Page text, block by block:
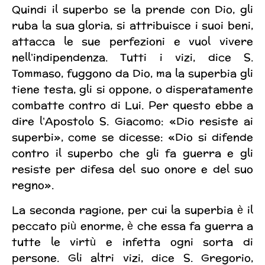
Quindi il superbo se la prende con Dio, gli
ruba la sua gloria, si attribuisce i suoi beni,
attacca le sue perfezioni e vuol vivere
nell’indipendenza. Tutti i vizi, dice S.
Tommaso, fuggono da Dio, ma la superbia gli
tiene testa, gli si oppone, o disperatamente
combatte contro di Lui. Per questo ebbe a
dire l’Apostolo S. Giacomo: «Dio resiste ai
superbi», come se dicesse: «Dio si difende
contro il superbo che gli fa guerra e gli
resiste per difesa del suo onore e del suo
regno».
La seconda ragione, per cui la superbia è il
peccato più enorme, è che essa fa guerra a
tutte le virtù e infetta ogni sorta di
persone. Gli altri vizi, dice S. Gregorio,